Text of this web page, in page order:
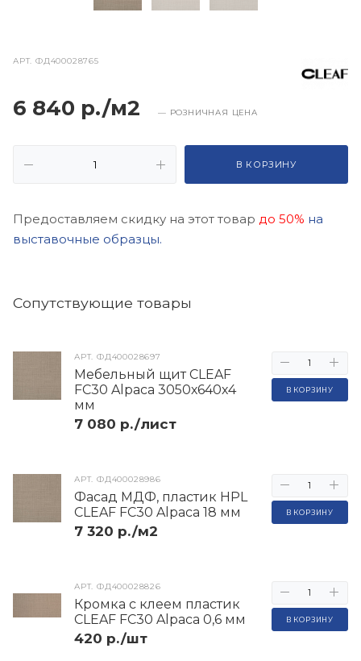
АРТ.ФД400028765
6 840 р./м2 — РОЗНИЧНАЯ ЦЕНА
В КОРЗИНУ
Предоставляем скидку на этот товар до 50% на
выставочные образцы.
Cопутствующие товары
АРТ.ФД400028826
Кромка с клеем пластик
CLEAF FC30 Alpaca 0,6 мм
420 р./шт
В КОРЗИНУ
АРТ.ФД400028986
Фасад МДФ, пластик HPL
CLEAF FC30 Alpaca 18 мм
7 320 р./м2
В КОРЗИНУ
АРТ.ФД400028697
Мебельный щит CLEAF
FC30 Alpaca 3050х640х4
мм
7 080 р./лист
В КОРЗИНУ